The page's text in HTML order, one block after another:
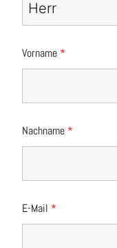
Vorname *
Nachname *
E-Mail *